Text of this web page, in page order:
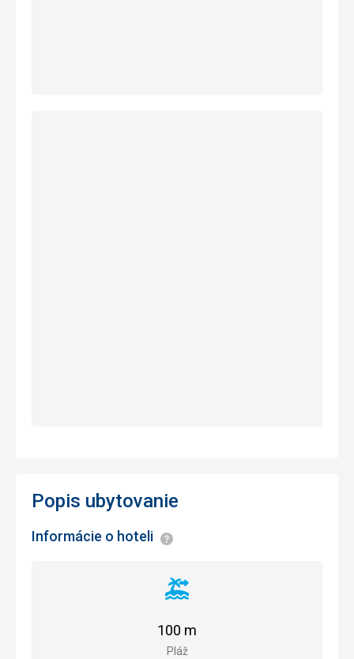
Popis ubytovanie
Informácie o hoteli Informácie
Vzdialenosť
pláže
Pláž
100 m